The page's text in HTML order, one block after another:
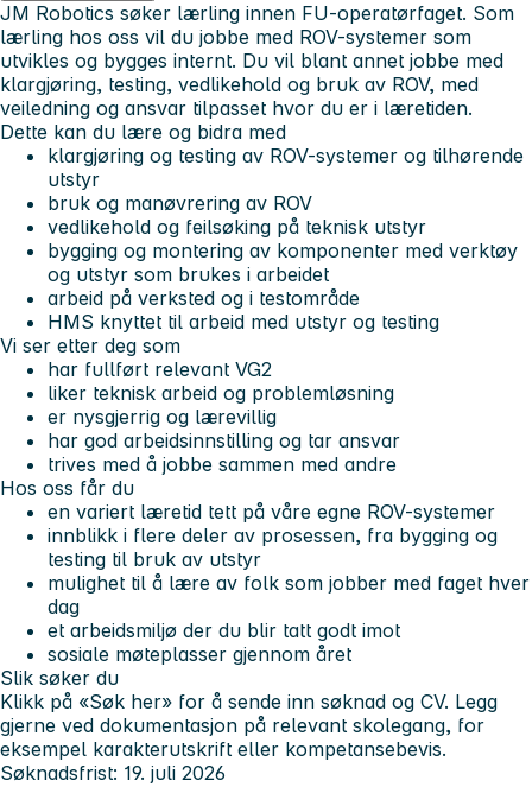
JM Robotics søker lærling innen FU-operatørfaget. Som
lærling hos oss vil du jobbe med ROV-systemer som
utvikles og bygges internt. Du vil blant annet jobbe med
klargjøring, testing, vedlikehold og bruk av ROV, med
veiledning og ansvar tilpasset hvor du er i læretiden.
Dette kan du lære og bidra med
klargjøring og testing av ROV-systemer og tilhørende
utstyr
bruk og manøvrering av ROV
vedlikehold og feilsøking på teknisk utstyr
bygging og montering av komponenter med verktøy
og utstyr som brukes i arbeidet
arbeid på verksted og i testområde
HMS knyttet til arbeid med utstyr og testing
Vi ser etter deg som
har fullført relevant VG2
liker teknisk arbeid og problemløsning
er nysgjerrig og lærevillig
har god arbeidsinnstilling og tar ansvar
trives med å jobbe sammen med andre
Hos oss får du
en variert læretid tett på våre egne ROV-systemer
innblikk i flere deler av prosessen, fra bygging og
testing til bruk av utstyr
mulighet til å lære av folk som jobber med faget hver
dag
et arbeidsmiljø der du blir tatt godt imot
sosiale møteplasser gjennom året
Slik søker du
Klikk på «Søk her» for å sende inn søknad og CV. Legg
gjerne ved dokumentasjon på relevant skolegang, for
eksempel karakterutskrift eller kompetansebevis.
Søknadsfrist: 19. juli 2026